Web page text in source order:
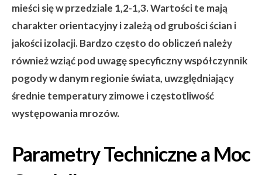
mieści się w przedziale 1,2-1,3. Wartości te mają
charakter orientacyjny i zależą od grubości ścian i
jakości izolacji. Bardzo często do obliczeń należy
również wziąć pod uwagę specyficzny współczynnik
pogody w danym regionie świata, uwzględniający
średnie temperatury zimowe i częstotliwość
występowania mrozów.
Parametry Techniczne a Moc